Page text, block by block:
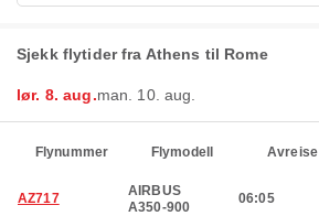
Sjekk flytider fra Athens til Rome
lør. 8. aug.man. 10. aug.
Flynummer Flymodell Avreise
AZ717
AIRBUS
A350-900
06:05